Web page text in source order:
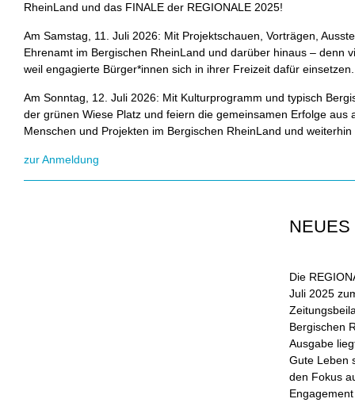
RheinLand und das FINALE der REGIONALE 2025!
Am Samstag, 11. Juli 2026: Mit Projektschauen, Vorträgen,
Ehrenamt im Bergischen RheinLand und darüber hinaus – denn
weil engagierte Bürger*innen sich in ihrer Freizeit dafür einsetzen.
Am Sonntag, 12. Juli 2026: Mit Kulturprogramm und typisch
der grünen Wiese Platz und feiern die gemeinsamen Erfolge aus
Menschen und Projekten im Bergischen RheinLand und
zur Anmeldung
Die
Juli 2025
Bergischen
Ausgabe
Gute Leben
den Fokus